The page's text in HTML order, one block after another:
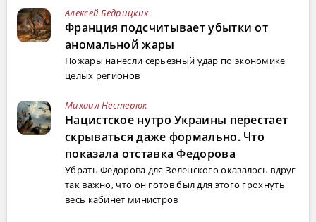
Алексей Бедрицких
Франция подсчитывает убытки от
аномальной жары
Пожары нанесли серьёзный удар по экономике
целых регионов
Михаил Нестерюк
Нацистское нутро Украины перестает
скрываться даже формально. Что
показала отставка Федорова
Убрать Федорова для Зеленского оказалось вдруг
так важно, что он готов был для этого грохнуть
весь кабинет министров